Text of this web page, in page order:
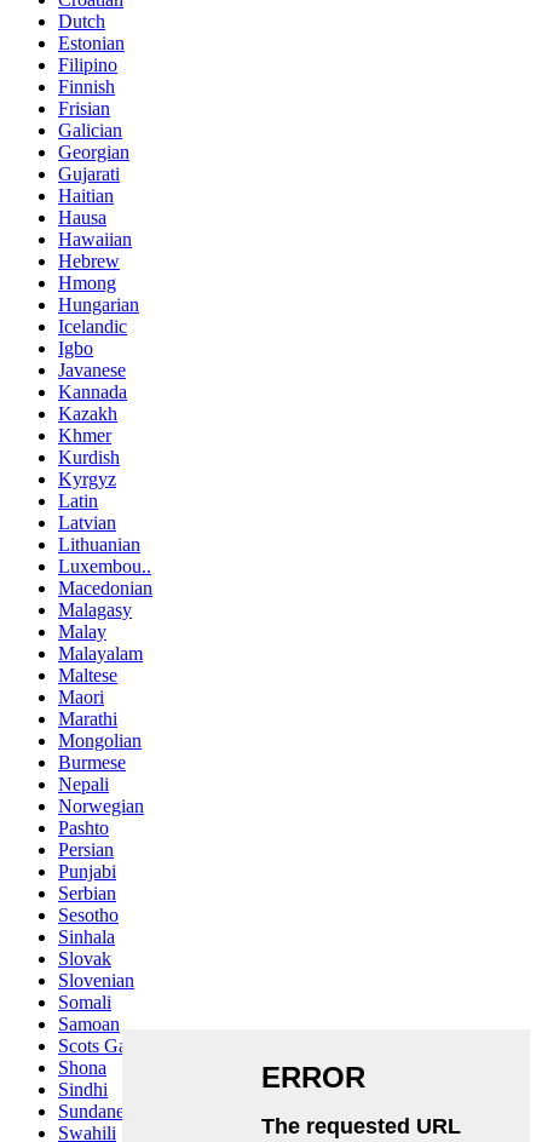
Dutch
Estonian
Filipino
Finnish
Frisian
Galician
Georgian
Gujarati
Haitian
Hausa
Hawaiian
Hebrew
Hmong
Hungarian
Icelandic
Igbo
Javanese
Kannada
Kazakh
Khmer
Kurdish
Kyrgyz
Latin
Latvian
Lithuanian
Luxembou..
Macedonian
Malagasy
Malay
Malayalam
Maltese
Maori
Marathi
Mongolian
Burmese
Nepali
Norwegian
Pashto
Persian
Punjabi
Serbian
Sesotho
Sinhala
Slovak
Slovenian
Somali
Samoan
Scots Gaelic
Shona
Sindhi
Sundanese
Swahili